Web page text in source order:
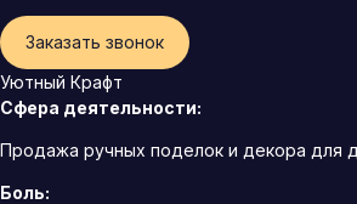
Заказать звонок
Уютный Крафт
Сфера деятельности:
Продажа ручных поделок и декора для
Боль: